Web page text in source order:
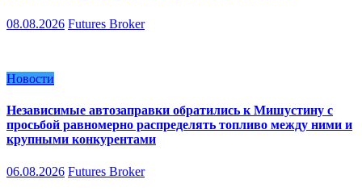
08.08.2026 Futures Broker
Новости
Независимые автозаправки обратились к Мишустину с
просьбой равномерно распределять топливо между ними и
крупными конкурентами
06.08.2026 Futures Broker